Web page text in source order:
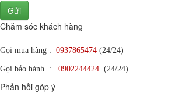
Gửi
Chăm sóc khách hàng
Gọi mua hàng : 0937865474 (24/24)
Gọi bảo hành : 0902244424 (24/24)
Phản hồi góp ý